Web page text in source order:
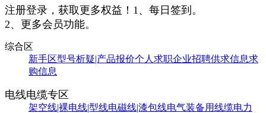
注册登录，获取更多权益！ 1、每日签到。
2、更多会员功能。
综合区
新手区型号析疑|产品报价个人求职企业招聘供求信息求
购信息
电线电缆专区
架空线|裸电线|型线电磁线|漆包线电气装备用线缆电力